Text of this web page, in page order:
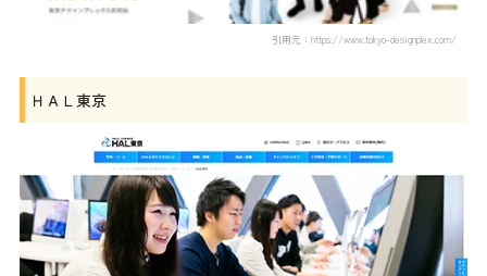
引用元：https://www.tokyo-designplex.com/
ＨＡＬ東京